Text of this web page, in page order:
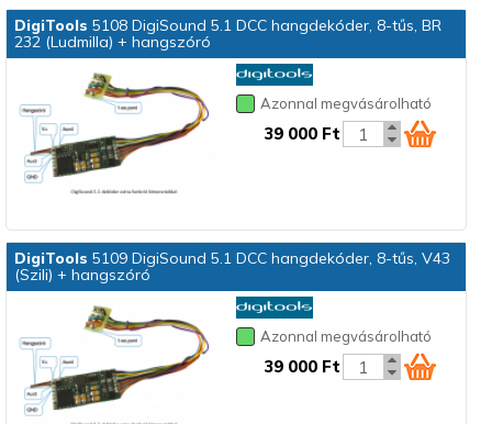
DigiTools 5108 DigiSound 5.1 DCC hangdekóder, 8-tűs, BR
232 (Ludmilla) + hangszóró
Azonnal megvásárolható
39 000 Ft
DigiTools 5109 DigiSound 5.1 DCC hangdekóder, 8-tűs, V43
(Szili) + hangszóró
Azonnal megvásárolható
39 000 Ft